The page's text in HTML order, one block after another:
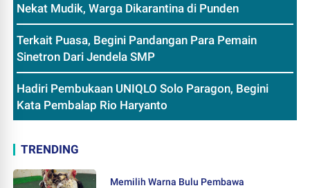
Nekat Mudik, Warga Dikarantina di Punden
Terkait Puasa, Begini Pandangan Para Pemain
Sinetron Dari Jendela SMP
Hadiri Pembukaan UNIQLO Solo Paragon, Begini
Kata Pembalap Rio Haryanto
TRENDING
Memilih Warna Bulu Pembawa